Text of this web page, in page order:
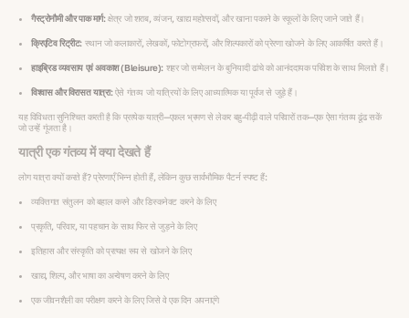
गैस्ट्रोनौमी और पाक मार्ग:क्षेत्र जो शराब, व्यंजन, खाद्य महोत्सवों, और खाना पकाने के स्कूलों के लिए जाने जाते हैं।
क्रिएटिव रिट्रीट: स्थान जो कलाकारों, लेखकों, फोटोग्राफरों, और शिल्पकारों को प्रेरणा खोजने के लिए आकर्षित करते हैं।
हाइब्रिड व्यवसाय एवं अवकाश (Bleisure): शहर जो सम्मेलन के बुनियादी ढांचे को आनंददायक परिवेश के साथ मिलाते हैं।
विश्वास और विरासत यात्रा:ऐसे गंतव्य जो यात्रियों के लिए आध्यात्मिक या पूर्वज से जुड़े हैं।
यह विविधता सुनिश्चित करती है कि प्रत्येक यात्री—एकल भ्रमण से लेकर बहु-पीढ़ी वाले परिवारों तक—एक ऐसा गंतव्य ढूंढ सकें
जो उन्हें गूंजता है।
यात्री एक गंतव्य में क्या देखते हैं
लोग यात्रा क्यों करते हैं? प्रेरणाएँ भिन्न होती हैं, लेकिन कुछ सार्वभौमिक पैटर्न स्पष्ट हैं:
व्यक्तिगत संतुलन को बहाल करने और डिस्कनेक्ट करने के लिए
प्रकृति, परिवार, या पहचान के साथ फिर से जुड़ने के लिए
इतिहास और संस्कृति को प्रत्यक्ष रूप से खोजने के लिए
खाद्य, शिल्प, और भाषा का अन्वेषण करने के लिए
एक जीवनशैली का परीक्षण करने के लिए जिसे वे एक दिन अपनाएंगे